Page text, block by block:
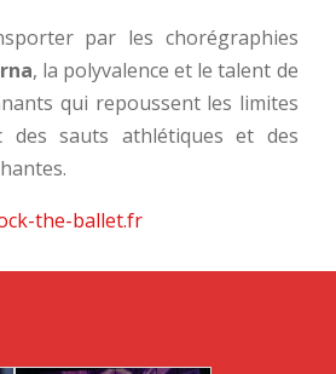
par les chorégraphies
, la polyvalence et le talent de
qui repoussent les limites
des sauts athlétiques et des
the-ballet.fr